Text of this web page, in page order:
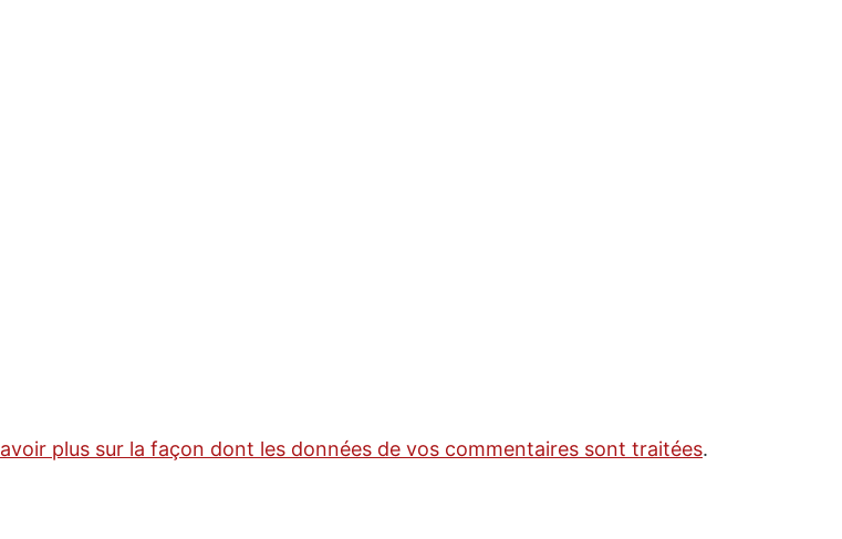
plus sur la façon dont les données de vos commentaires sont traitées.